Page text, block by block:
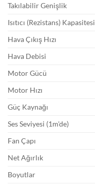
Takılabilir Genişlik
Isıtıcı (Rezistans) Kapasitesi
Hava Çıkış Hızı
Hava Debisi
Motor Gücü
Motor Hızı
Güç Kaynağı
Ses Seviyesi (1m'de)
Fan Çapı
Net Ağırlık
Boyutlar